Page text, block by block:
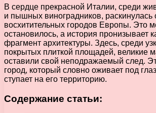
В сердце прекрасной Италии, среди
и пышных виноградников, раскинулась
восхитительных городов Европы. Это
остановилось, а история пронизывает
фрагмент архитектуры. Здесь, среди
покрытых плиткой площадей, великие
оставили свой неподражаемый след.
город, который словно оживает под
ступает на его территорию.
Содержание статьи: